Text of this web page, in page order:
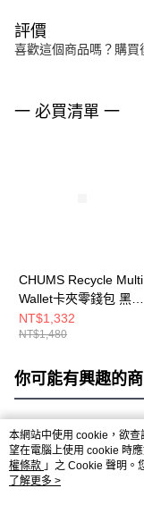
評價
喜歡這個商品嗎？購買
一 必買清單 一
CHUMS Recycle Multi
Wallet卡夾零錢包 黑色
CH603988K001
NT$1,332
NT$1,480
你可能有興趣的
熱門標籤
本網站中使用 cookie，欲查
望在電腦上使用 cookie 時
權條款 」之 Cookie 聲明。
用條款之 Cookie 聲明使用
了解更多 >